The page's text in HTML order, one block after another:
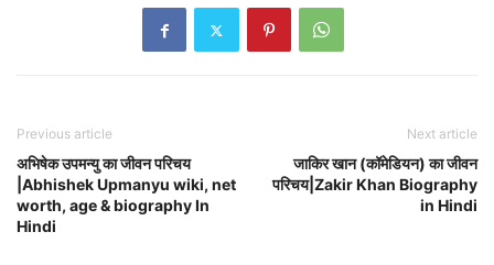
Previous article
अभिषेक उपमन्यु का जीवन परिचय
|Abhishek Upmanyu wiki, net
worth, age & biography In
Hindi
Next article
जाकिर खान (कॉमेडियन) का जीवन
परिचय|Zakir Khan Biography
in Hindi